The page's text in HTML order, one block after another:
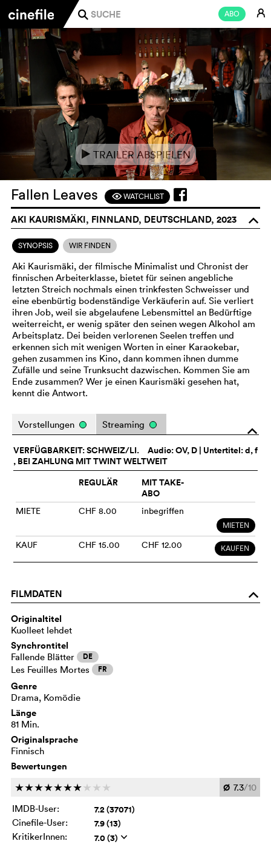
ABO E
j
e TRAILER ABSPIELEN
Fallen Leaves FWATCHLIST
AKI KAURISMÄKI, FINNLAND, DEUTSCHLAND, 2023 o
SYNOPSIS WIR FINDEN
Aki Kaurismäki, der filmische Minimalist und Chronist der
finnischen Arbeiterklasse, bietet für seinen angebliche
letzten Streich nochmals einen trinkfesten Schweisser und
eine ebenbürtig bodenständige Verkäuferin auf. Sie verliert
ihren Job, weil sie abgelaufene Lebensmittel an Bedürftige
weiterreicht, er wenig später den seinen wegen Alkohol am
Arbeitsplatz. Dei beiden verlorenen Seelen treffen und
erkennen sich mit wenigen Worten in einer Karaokebar,
gehen zusammen ins Kino, dann kommen ihnen dumme
Zufälle und seine Trunksucht dazwischen. Kommen Sie am
Ende zusammen? Wer je einen Kaurismäki gesehen hat,
kennt die Antwort.
o
Vorstellungen Streaming
Audio:OV, D | Untertitel: d, f
VERFÜGBARKEIT: SCHWEIZ/LI.
, BEI ZAHLUNG MIT TWINT WELTWEIT
REGULÄR
MIT TAKE-
ABO
MIETE CHF 8.00 inbegriffen
MIETEN
KAUF CHF 15.00 CHF 12.00 KAUFEN
FILMDATEN o
Originaltitel
Kuolleet lehdet
Synchrontitel
Fallende Blätter DE
Les Feuilles Mortes FR
Genre
Drama, Komödie
Länge
81 Min.
Originalsprache
Finnisch
Bewertungen
ccccccc c c c Ø 7.3/10
IMDB-User:
7.2 (37071)
Cinefile-User: 7.9 (13)
KritikerInnen: 7.0 (3) q